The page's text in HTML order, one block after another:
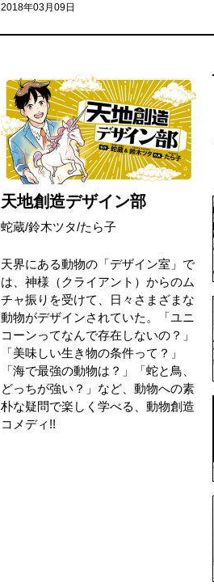
2018年03月09日
天地創造デザイン部
蛇蔵/鈴木ツタ/たら子
天界にある動物の「デザイン室」で
は、神様（クライアント）からのム
チャ振りを受けて、日々さまざまな
動物がデザインされていた。「ユニ
コーンってなんで存在しないの？」
「美味しい生き物の条件って？」
「海で最強の動物は？」「蛇と鳥、
どっちが強い？」など、動物への素
朴な疑問で楽しく学べる、動物創造
コメディ!!